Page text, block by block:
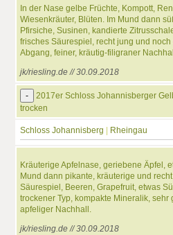
In der Nase gelbe Früchte, Kompott,
Wiesenkräuter, Blüten. Im Mund dann
Pfirsiche, Susinen, kandierte
frisches Säurespiel, recht jung und
Abgang, feiner, kräutig-filigraner
jk/riesling.de // 30.09.2018
-
2017er Schloss Johannisberger
trocken
Schloss Johannisberg Rheingau
Kräuterige Apfelnase, geriebene Äpfel,
Mund dann pikante, kräuterige und
Säurespiel, Beeren, Grapefruit, etwas
trockener Typ, kompakte Mineralik, sehr
apfeliger Nachhall.
jk/riesling.de // 30.09.2018